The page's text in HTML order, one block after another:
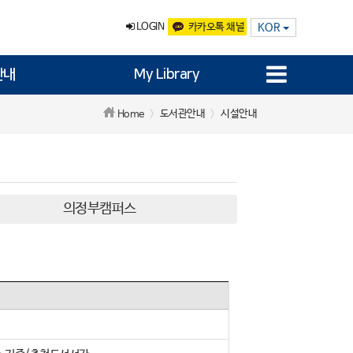
LOGIN 카카오톡 채널 KOR
My Library
Home 도서관안내 시설안내
의정부캠퍼스